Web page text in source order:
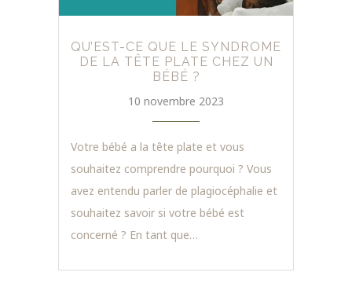
QU’EST-CE QUE LE SYNDROME
DE LA TÊTE PLATE CHEZ UN
BÉBÉ ?
10 novembre 2023
Votre bébé a la tête plate et vous
souhaitez comprendre pourquoi ? Vous
avez entendu parler de plagiocéphalie et
souhaitez savoir si votre bébé est
concerné ? En tant que…